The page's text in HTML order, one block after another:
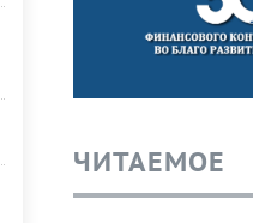
ЧИТАЕМОЕ